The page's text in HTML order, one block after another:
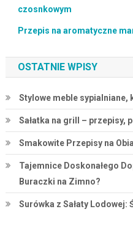
czosnkowym
Przepis na aromatyczne
OSTATNIE WPISY
Stylowe meble
Sałatka na grill – przepisy,
Smakowite Przepisy na
Tajemnice Doskonałego
Buraczki na Zimno?
Surówka z Sałaty Lodowej: